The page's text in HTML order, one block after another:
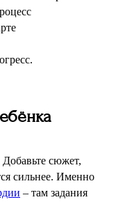
сюжет,
сильнее. Именно
– там задания